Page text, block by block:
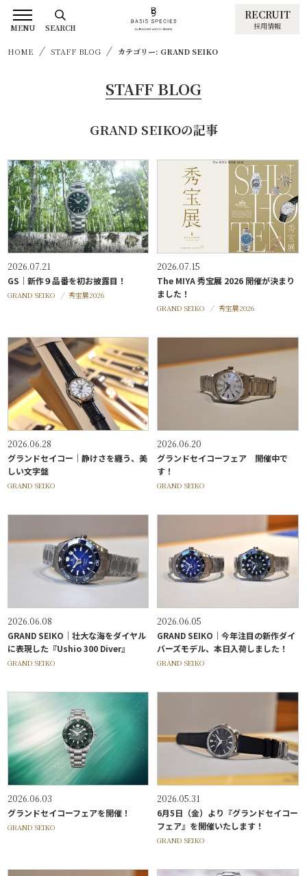
RECRUIT
採用情報
HOME STAFF BLOG カテゴリー: GRAND SEIKO
STAFF BLOG
GRAND SEIKOの記事
2026.07.21
GS｜新作９品番を初お披露目！
GRAND SEIKO 秀宝展2026
2026.07.15
The MIYA 秀宝展 2026 開催が決まり
ました！
GRAND SEIKO 秀宝展2026
2026.06.28
グランドセイコー｜静けさを纏う、美
しい文字盤
GRAND SEIKO
2026.06.20
グランドセイコーフェア 開催中で
す！
GRAND SEIKO
2026.06.08
GRAND SEIKO｜壮大な海をダイヤル
に表現した『Ushio 300 Diver』
GRAND SEIKO
2026.06.05
GRAND SEIKO｜今年注目の新作ダイ
バーズモデル、本日入荷しました！
GRAND SEIKO
2026.06.03
グランドセイコーフェアを開催！
GRAND SEIKO
2026.05.31
6月5日（金）より『グランドセイコー
フェア』を開催いたします！
GRAND SEIKO
MENU SEARCH